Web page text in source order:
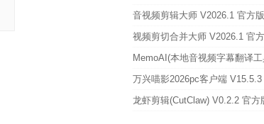
音视频剪辑大师 V2026.1 官方版
视频剪切合并大师 V2026.1 官
MemoAI(本地音视频字幕翻译工
万兴喵影2026pc客户端 V15.5.3
龙虾剪辑(CutClaw) V0.2.2 官方